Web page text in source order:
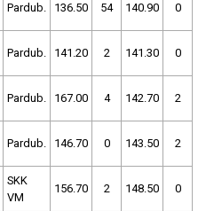
Pardub. 136.50 54 140.90 0
Pardub. 141.20 2 141.30 0
Pardub. 167.00 4 142.70 2
Pardub. 146.70 0 143.50 2
SKK
VM
156.70 2 148.50 0